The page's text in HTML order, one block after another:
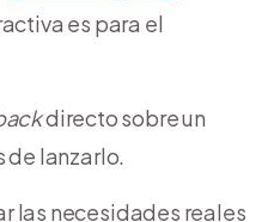
es para el
directo sobre un
de lanzarlo.
las necesidades reales